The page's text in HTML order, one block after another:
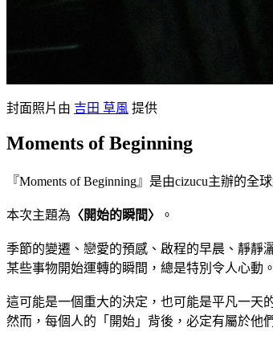
封面照片由 吉田 草風 提供
Moments of Beginning
『Moments of Beginning』是由cizucu主辦的
本次主題為 〈開始的瞬間〉 。
季節的變遷、戀愛的預感、啟程的早晨、靜靜
某些事物開始運轉的瞬間，總是特別令人心動。
這可能是一個重大的決定，也可能是平凡一天
然而，每個人的「開始」背後，必定有屬於他